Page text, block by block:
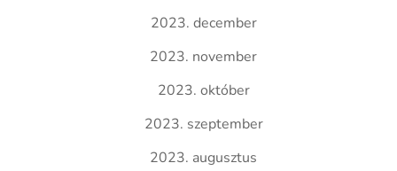
2023. december
2023. november
2023. október
2023. szeptember
2023. augusztus